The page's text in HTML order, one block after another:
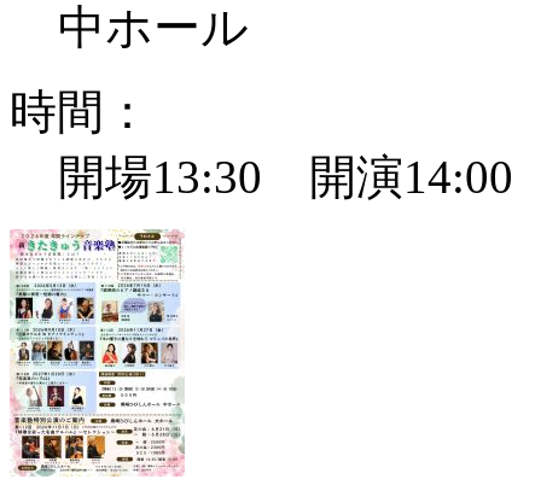
中ホール
時間：
開場13:30 開演14:00